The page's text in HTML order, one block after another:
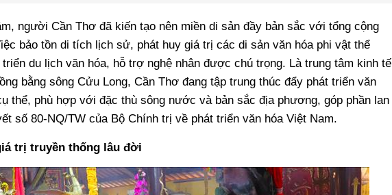
người Cần Thơ đã kiến tạo nên miền di sản đầy bản sắc với tổng cộng
bảo tồn di tích lịch sử, phát huy giá trị các di sản văn hóa phi vật thể
du lịch văn hóa, hỗ trợ nghệ nhân được chú trọng. Là trung tâm kinh tế
bằng sông Cửu Long, Cần Thơ đang tập trung thúc đẩy phát triển văn
thể, phù hợp với đặc thù sông nước và bản sắc địa phương, góp phần lan
số 80-NQ/TW của Bộ Chính trị về phát triển văn hóa Việt Nam.
trị truyền thống lâu đời